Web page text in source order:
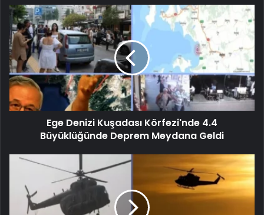
Ege Denizi Kuşadası Körfezi'nde 4.4
Büyüklüğünde Deprem Meydana Geldi